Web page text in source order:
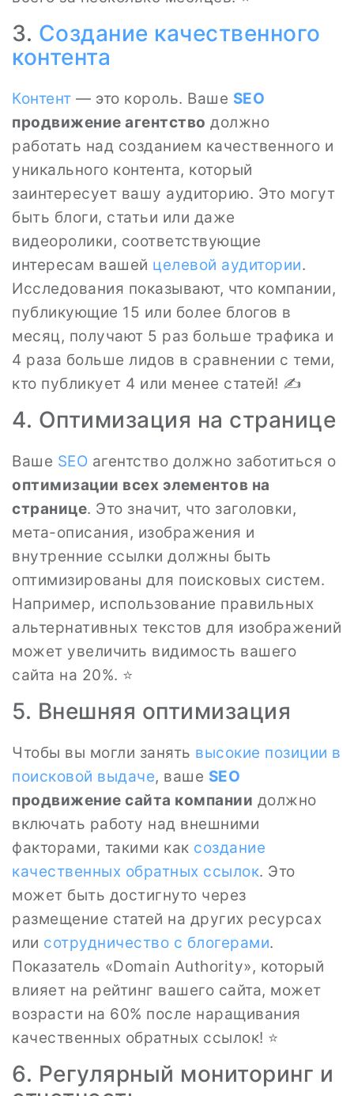
3. Создание качественного
контента
Контент — это король. Ваше SEO
продвижение агентство должно
работать над созданием качественного и
уникального контента, который
заинтересует вашу аудиторию. Это могут
быть блоги, статьи или даже
видеоролики, соответствующие
интересам вашей целевой аудитории.
Исследования показывают, что компании,
публикующие 15 или более блогов в
месяц, получают 5 раз больше трафика и
4 раза больше лидов в сравнении с теми,
кто публикует 4 или менее статей! ✍️
4. Оптимизация на странице
Ваше SEO агентство должно заботиться о
оптимизации всех элементов на
странице. Это значит, что заголовки,
мета-описания, изображения и
внутренние ссылки должны быть
оптимизированы для поисковых систем.
Например, использование правильных
альтернативных текстов для изображений
может увеличить видимость вашего
сайта на 20%. ⭐
5. Внешняя оптимизация
Чтобы вы могли занять высокие позиции в
поисковой выдаче, ваше SEO
продвижение сайта компании должно
включать работу над внешними
факторами, такими как создание
качественных обратных ссылок. Это
может быть достигнуто через
размещение статей на других ресурсах
или сотрудничество с блогерами.
Показатель «Domain Authority», который
влияет на рейтинг вашего сайта, может
возрасти на 60% после наращивания
качественных обратных ссылок! ⭐
6. Регулярный мониторинг и